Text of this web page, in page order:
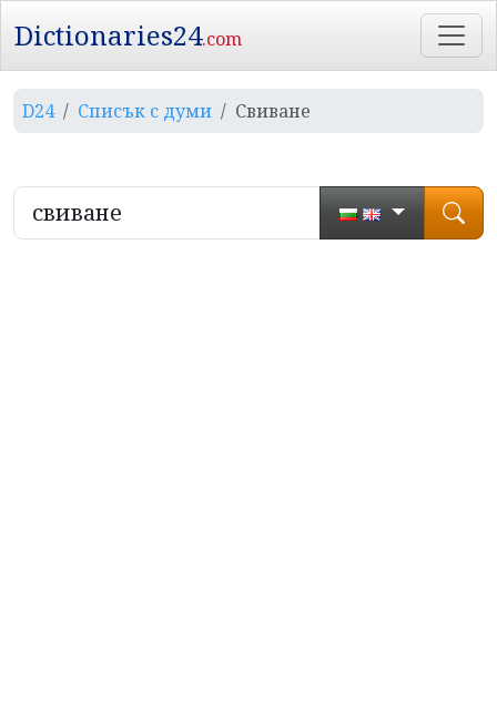
Dictionaries24.com
D24 Списък с думи Свиване